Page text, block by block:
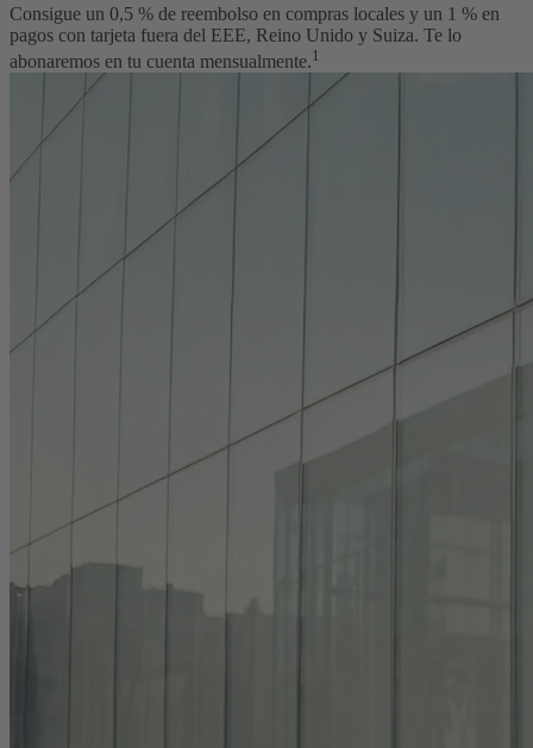
Consigue un 0,5 % de reembolso en compras locales y un 1 % en
pagos con tarjeta fuera del EEE, Reino Unido y Suiza. Te lo
abonaremos en tu cuenta mensualmente.1